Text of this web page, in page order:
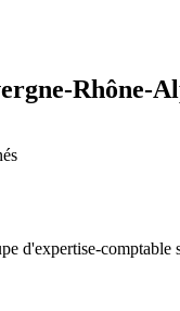
Rhône-
d'expertise-